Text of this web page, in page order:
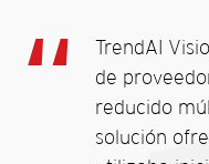
TrendAI
de
reducido
solución